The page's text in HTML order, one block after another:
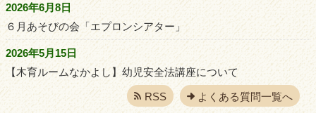
2026年6月8日
６月あそびの会「エプロンシアター」
2026年5月15日
【木育ルームなかよし】幼児安全法講座について
RSS よくある質問一覧へ